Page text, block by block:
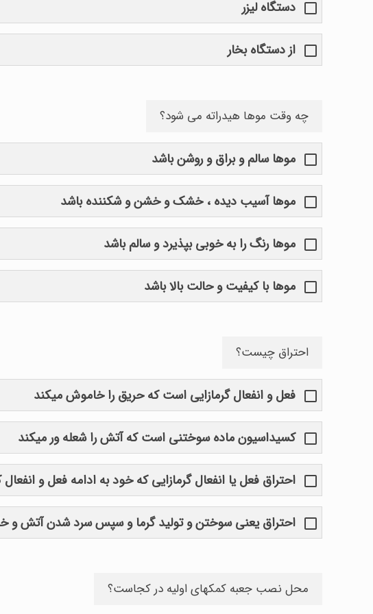
دستگاه لیزر
از دستگاه بخار
چه وقت موها هیدراته می شود؟
موها سالم و براق و روشن باشد
موها آسیب دیده ، خشک و خشن و شکننده باشد
موها رنگ را به خوبی بپذیرد و سالم باشد
موها با کیفیت و حالت بالا باشد
احتراق چیست؟
فعل و انفعال گرمازایی است که حریق را خاموش میکند
کسیداسیون ماده سوختنی است که آتش را شعله ور میکند
احتراق فعل یا انفعال گرمازایی که خود به ادامه فعل و
احتراق یعنی سوختن و تولید گرما و سپس سرد شدن آتش و
محل نصب جعبه کمکهای اولیه در کجاست؟